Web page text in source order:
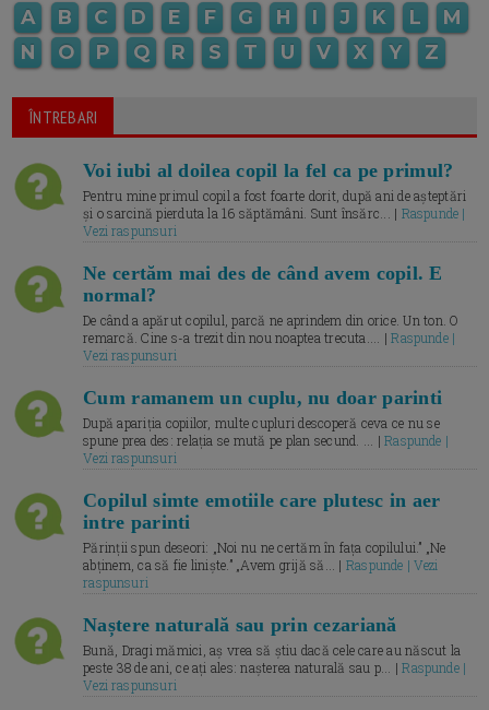
A B C D E F G H I J K L
M
N
O P Q R S T U V X Y Z
ÎNTREBARI
Voi iubi al doilea copil la fel ca pe primul?
Pentru mine primul copil a fost foarte dorit, după ani de așteptări
și o sarcină pierduta la 16 săptămâni. Sunt însărc... | Raspunde |
Vezi raspunsuri
Ne certăm mai des de când avem copil. E
normal?
De când a apărut copilul, parcă ne aprindem din orice. Un ton. O
remarcă. Cine s-a trezit din nou noaptea trecuta.... |Raspunde |
Vezi raspunsuri
Cum ramanem un cuplu, nu doar parinti
După apariția copiilor, multe cupluri descoperă ceva ce nu se
spune prea des: relația se mută pe plan secund. ... |Raspunde |
Vezi raspunsuri
Copilul simte emotiile care plutesc in aer
intre parinti
Părinții spun deseori: „Noi nu ne certăm în fața copilului.” „Ne
abținem, ca să fie liniște.” „Avem grijă să... | Raspunde | Vezi
raspunsuri
Naștere naturală sau prin cezariană
Bună, Dragi mămici, aș vrea să știu dacă cele care au născut la
peste 38 de ani, ce ați ales: nașterea naturală sau p... |Raspunde |
Vezi raspunsuri